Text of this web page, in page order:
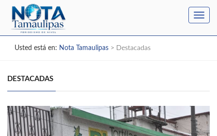
Usted está en: Nota Tamaulipas > Destacadas
DESTACADAS